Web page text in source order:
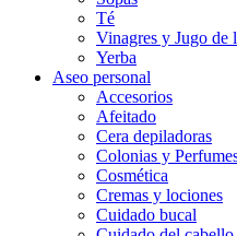
Té
Vinagres y Jugo de
Yerba
Aseo personal
Accesorios
Afeitado
Cera depiladoras
Colonias y
Cosmética
Cremas y lociones
Cuidado bucal